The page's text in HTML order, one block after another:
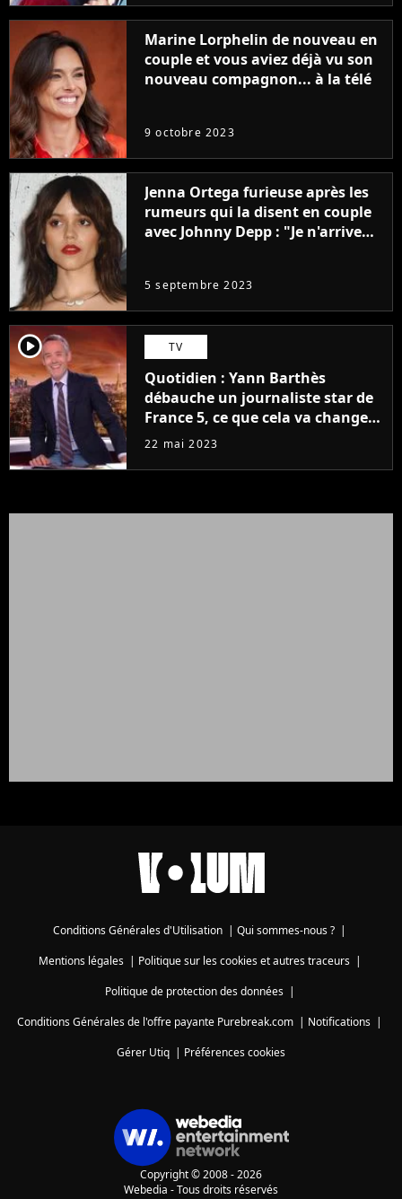
Marine Lorphelin de nouveau en
couple et vous aviez déjà vu son
nouveau compagnon... à la télé
9 octobre 2023
Jenna Ortega furieuse après les
rumeurs qui la disent en couple
avec Johnny Depp : "Je n'arrive
5 septembre 2023
player2 TV
Quotidien : Yann Barthès
débauche un journaliste star de
France 5, ce que cela va changer
à la rentrée
22 mai 2023
Conditions Générales d'Utilisation | Qui sommes-nous ? |
Mentions légales| Politique sur les cookies et autres traceurs|
Politique de protection des données|
Conditions Générales de l'offre payante Purebreak.com | Notifications |
Gérer Utiq | Préférences cookies
Copyright © 2008 - 2026
Webedia - Tous droits réservés